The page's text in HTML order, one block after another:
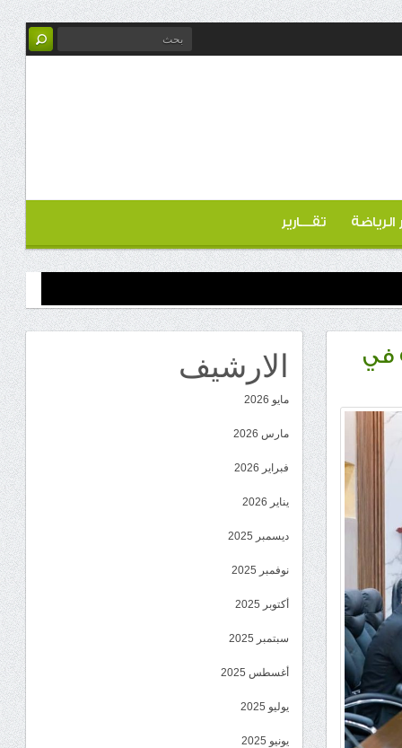
الرياضة تقـــارير
في الارشيف
مايو 2026
مارس 2026
فبراير 2026
يناير 2026
ديسمبر 2025
نوفمبر 2025
أكتوبر 2025
سبتمبر 2025
أغسطس 2025
يوليو 2025
يونيو 2025